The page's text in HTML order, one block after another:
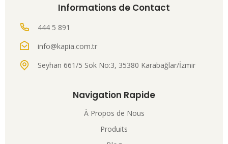
Informations de Contact
444 5 891
info@kapia.com.tr
Seyhan 661/5 Sok No:3, 35380 Karabağlar/İzmir
Navigation Rapide
À Propos de Nous
Produits